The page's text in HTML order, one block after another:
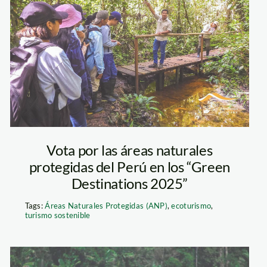
Nacional-
Allpahuayo-
Mishana2
Vota por las áreas naturales
protegidas del Perú en los “Green
Destinations 2025”
Tags:Áreas Naturales Protegidas (ANP),ecoturismo,
turismo sostenible